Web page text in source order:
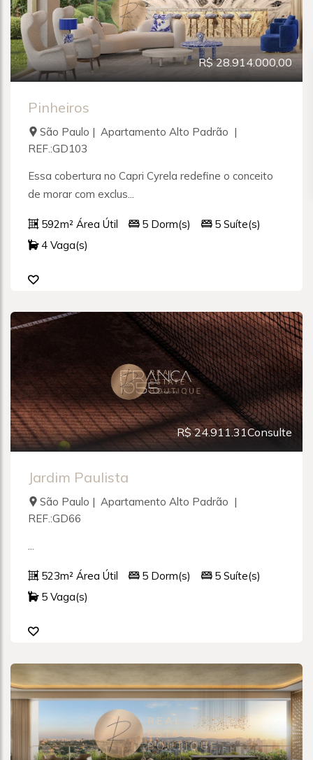
R$ 28.914.000,00
Pinheiros
São Paulo | Apartamento Alto Padrão |
REF.:GD103
Essa cobertura no Capri Cyrela redefine o conceito
de morar com exclus...
592m² Área Útil 5 Dorm(s)
5 Suíte(s)
4 Vaga(s)
R$ 24.911.31Consulte
Jardim Paulista
São Paulo | Apartamento Alto Padrão |
REF.:GD66
...
523m² Área Útil 5 Dorm(s)
5 Suíte(s)
5 Vaga(s)